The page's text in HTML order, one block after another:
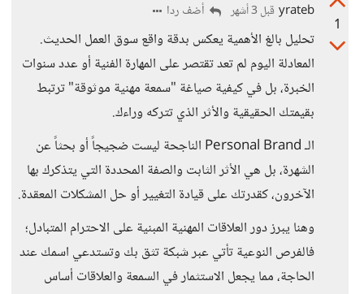
1
yrateb قبل 3 أشهر أضف ردا
تحليل بالغ الأهمية يعكس بدقة واقع سوق العمل الحديث.
المعادلة اليوم لم تعد تقتصر على المهارة الفنية أو عدد سنوات
الخبرة، بل في كيفية صياغة "سمعة مهنية موثوقة" ترتبط
بقيمتك الحقيقية والأثر الذي تتركه وراءك.
الـ Personal Brand الناجحة ليست ضجيجاً أو بحثاً عن
الشهرة، بل هي الأثر الثابت والصفة المحددة التي يتذكرك بها
الآخرون، كقدرتك على قيادة التغيير أو حل المشكلات المعقدة.
وهنا يبرز دور العلاقات المهنية المبنية على الاحترام المتبادل؛
فالفرص النوعية تأتي عبر شبكة تثق بك وتستدعي اسمك عند
الحاجة، مما يجعل الاستثمار في السمعة والعلاقات أساس